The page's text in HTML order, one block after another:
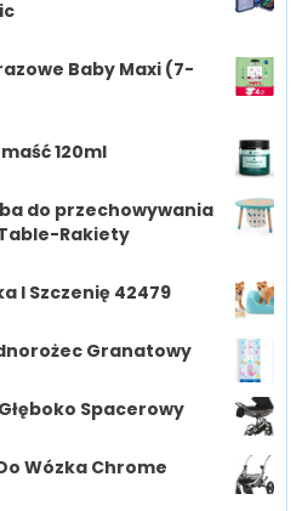
Baby Maxi (7-
120ml
do przechowywania
Rakiety
I Szczenię 42479
Granatowy
Spacerowy
Wózka Chrome